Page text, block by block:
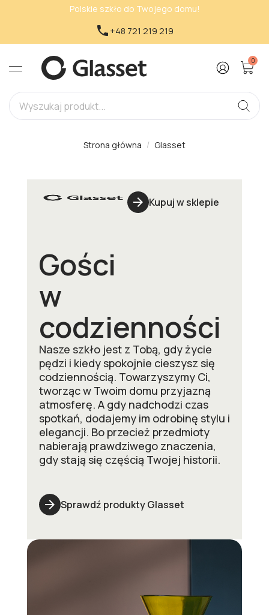
Polskie szkło do Twojego domu!
 +48 721 219 219
0
Strona główna Glasset
arrow_forward Kupuj w sklepie
Gości
w
codzienności
Nasze szkło jest z Tobą, gdy życie
pędzi i kiedy spokojnie cieszysz się
codziennością. Towarzyszymy Ci,
tworząc w Twoim domu przyjazną
atmosferę. A gdy nadchodzi czas
spotkań, dodajemy im odrobinę stylu i
elegancji. Bo przecież przedmioty
nabierają prawdziwego znaczenia,
gdy stają się częścią Twojej historii.
arrow_forward Sprawdź produkty Glasset